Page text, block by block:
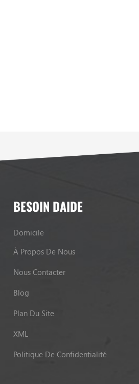
BESOIN DAIDE
Domicile
À Propos De Nous
Nous Contacter
Blog
Plan Du Site
XML
Politique De Confidentialité